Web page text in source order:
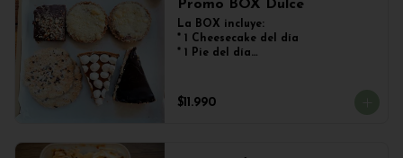
Promo BOX Dulce
La BOX incluye:
* 1 Cheesecake del día
* 1 Pie del día
* 2 Galletones de Avena
$11.990